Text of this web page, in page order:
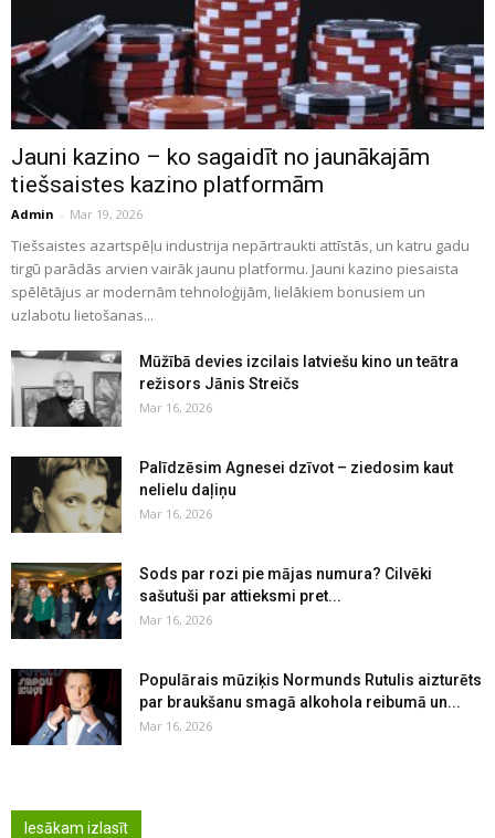
Jauni kazino – ko sagaidīt no jaunākajām
tiešsaistes kazino platformām
Admin - Mar 19, 2026
Tiešsaistes azartspēļu industrija nepārtraukti attīstās, un katru gadu
tirgū parādās arvien vairāk jaunu platformu. Jauni kazino piesaista
spēlētājus ar modernām tehnoloģijām, lielākiem bonusiem un
uzlabotu lietošanas...
Mūžībā devies izcilais latviešu kino un teātra
režisors Jānis Streičs
Mar 16, 2026
Palīdzēsim Agnesei dzīvot – ziedosim kaut
nelielu daļiņu
Mar 16, 2026
Sods par rozi pie mājas numura? Cilvēki
sašutuši par attieksmi pret...
Mar 16, 2026
Populārais mūziķis Normunds Rutulis aizturēts
par braukšanu smagā alkohola reibumā un...
Mar 16, 2026
Iesākam izlasīt